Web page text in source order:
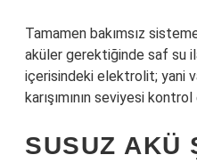
Tamamen bakımsız
aküler gerektiğinde saf su
içerisindeki elektrolit; yani
karışımının seviyesi
SUSUZ AKÜ